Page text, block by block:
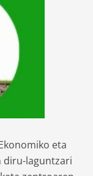
eta
diru-laguntzari